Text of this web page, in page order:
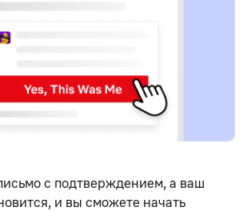
с подтверждением, а ваш
и вы сможете начать